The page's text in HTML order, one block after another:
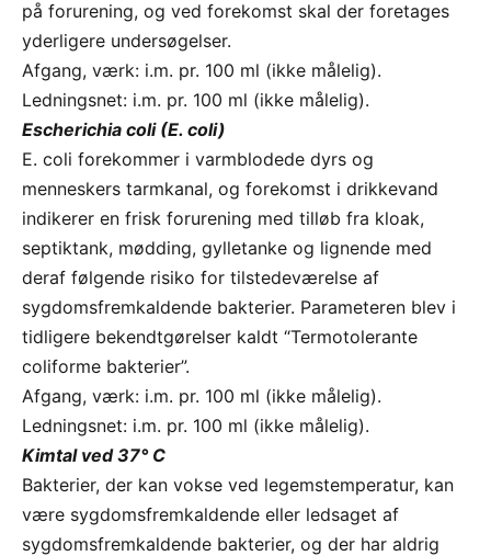
på forurening, og ved forekomst skal der foretages
yderligere undersøgelser.
Afgang, værk: i.m. pr. 100 ml (ikke målelig).
Ledningsnet: i.m. pr. 100 ml (ikke målelig).
Escherichia coli (E. coli)
E. coli forekommer i varmblodede dyrs og
menneskers tarmkanal, og forekomst i drikkevand
indikerer en frisk forurening med tilløb fra kloak,
septiktank, mødding, gylletanke og lignende med
deraf følgende risiko for tilstedeværelse af
sygdomsfremkaldende bakterier. Parameteren blev i
tidligere bekendtgørelser kaldt “Termotolerante
coliforme bakterier”.
Afgang, værk: i.m. pr. 100 ml (ikke målelig).
Ledningsnet: i.m. pr. 100 ml (ikke målelig).
Kimtal ved 37° C
Bakterier, der kan vokse ved legemstemperatur, kan
være sygdomsfremkaldende eller ledsaget af
sygdomsfremkaldende bakterier, og der har aldrig